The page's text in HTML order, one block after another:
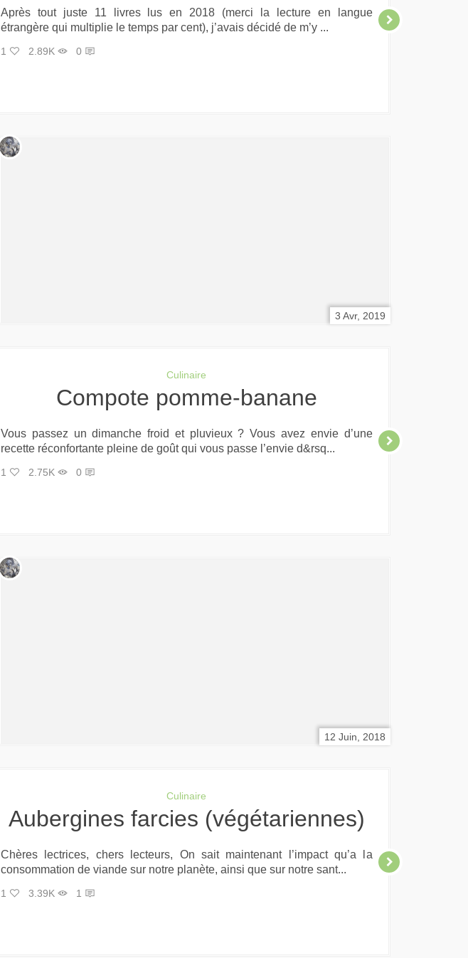
Après tout juste 11 livres lus en 2018 (merci la lecture en langue
étrangère qui multiplie le temps par cent), j’avais décidé de m’y ...
1 2.89K 0
3 Avr, 2019
Culinaire
Compote pomme-banane
Vous passez un dimanche froid et pluvieux ? Vous avez envie d’une
recette réconfortante pleine de goût qui vous passe l’envie d&rsq...
1 2.75K 0
12 Juin, 2018
Culinaire
Aubergines farcies (végétariennes)
Chères lectrices, chers lecteurs, On sait maintenant l’impact qu’a la
consommation de viande sur notre planète, ainsi que sur notre sant...
1 3.39K 1